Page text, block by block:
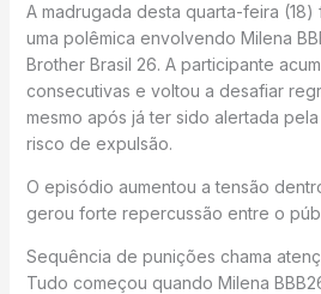
A madrugada desta quarta-feira (18)
uma polêmica envolvendo Milena
Brother Brasil 26. A participante
consecutivas e voltou a desafiar
mesmo após já ter sido alertada
risco de expulsão.
O episódio aumentou a tensão
gerou forte repercussão entre o
Sequência de punições chama
Tudo começou quando Milena